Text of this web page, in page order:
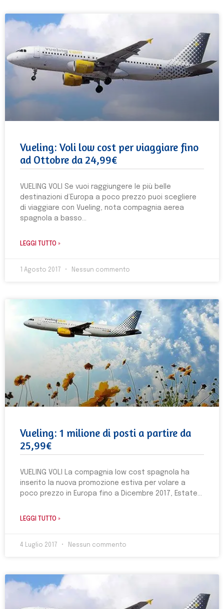
Vueling: Voli low cost per viaggiare fino
ad Ottobre da 24,99€
VUELING VOLI Se vuoi raggiungere le più belle
destinazioni d’Europa a poco prezzo puoi scegliere
di viaggiare con Vueling, nota compagnia aerea
spagnola a basso
LEGGI TUTTO »
1 Agosto 2017 Nessun commento
Vueling: 1 milione di posti a partire da
25,99€
VUELING VOLI La compagnia low cost spagnola ha
inserito la nuova promozione estiva per volare a
poco prezzo in Europa fino a Dicembre 2017, Estate
LEGGI TUTTO »
4 Luglio 2017 Nessun commento